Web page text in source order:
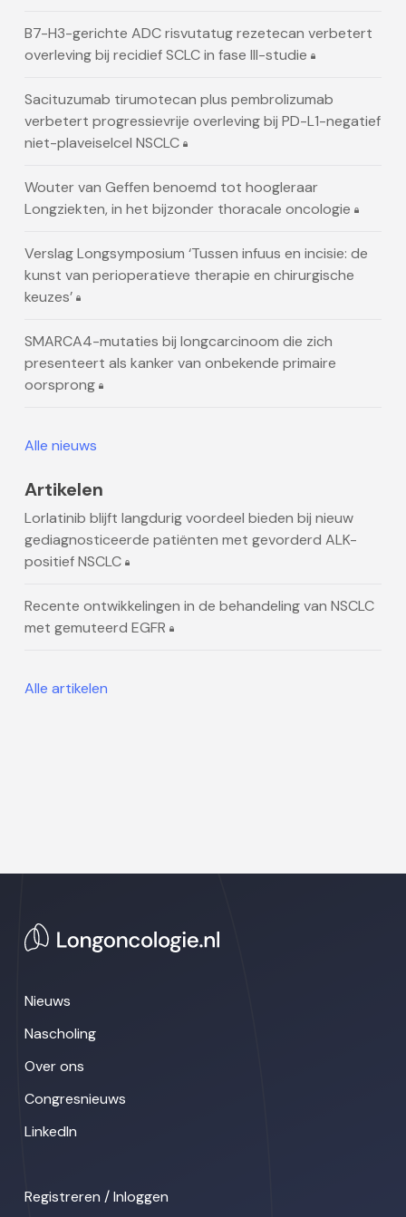
B7-H3-gerichte ADC risvutatug rezetecan verbetert
overleving bij recidief SCLC in fase III-studie
Sacituzumab tirumotecan plus pembrolizumab
verbetert progressievrije overleving bij PD-L1-negatief
niet-plaveiselcel NSCLC
Wouter van Geffen benoemd tot hoogleraar
Longziekten, in het bijzonder thoracale oncologie
Verslag Longsymposium ‘Tussen infuus en incisie: de
kunst van perioperatieve therapie en chirurgische
keuzes’
SMARCA4-mutaties bij longcarcinoom die zich
presenteert als kanker van onbekende primaire
oorsprong
Alle nieuws
Artikelen
Lorlatinib blijft langdurig voordeel bieden bij nieuw
gediagnosticeerde patiënten met gevorderd ALK-
positief NSCLC
Recente ontwikkelingen in de behandeling van NSCLC
met gemuteerd EGFR
Alle artikelen
Nieuws
Nascholing
Over ons
Congresnieuws
LinkedIn
Registreren / Inloggen